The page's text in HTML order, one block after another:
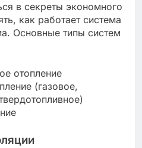
в секреты экономного
как работает система
Основные типы систем
отопление
(газовое,